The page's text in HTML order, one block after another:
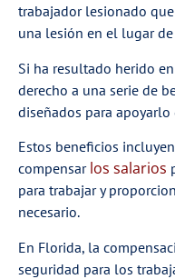
trabajador lesionado
una lesión en el lugar
Si ha resultado herido
derecho a una serie de
diseñados para
Estos beneficios
compensar los salarios
para trabajar y
necesario.
En Florida, la
seguridad para los